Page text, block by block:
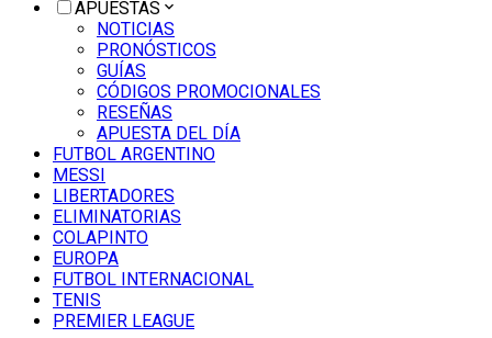
APUESTAS
NOTICIAS
PRONÓSTICOS
GUÍAS
CÓDIGOS PROMOCIONALES
RESEÑAS
APUESTA DEL DÍA
FUTBOL ARGENTINO
MESSI
LIBERTADORES
ELIMINATORIAS
COLAPINTO
EUROPA
FUTBOL INTERNACIONAL
TENIS
PREMIER LEAGUE